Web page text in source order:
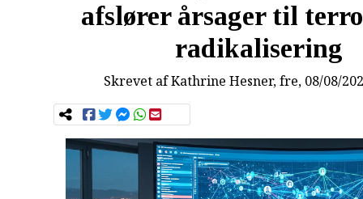
afslører årsager til
radikalisering
Skrevet afKathrine Hesner, fre, 08/08/